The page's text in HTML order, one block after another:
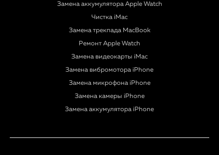
Замена аккумулятора Apple Watch
Чистка iMac
Замена трекпада MacBook
Ремонт Apple Watch
Замена видеокарты iMac
Замена вибромотора iPhone
Замена микрофона iPhone
Замена камеры iPhone
Замена аккумулятора iPhone